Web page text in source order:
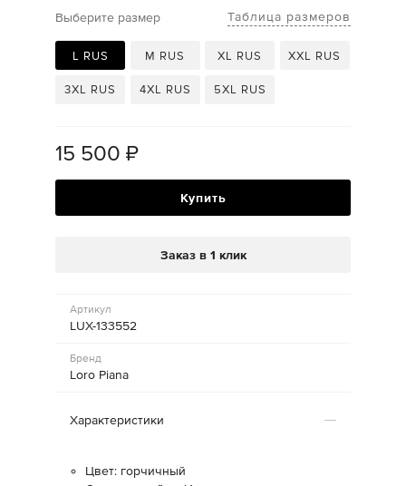
Выберите размер Таблица размеров
L RUS M RUS XL RUS XXL RUS
3XL RUS 4XL RUS 5XL RUS
15 500 ₽
Купить
Заказ в 1 клик
Артикул
LUX-133552
Бренд
Loro Piana
Характеристики
Цвет: горчичный